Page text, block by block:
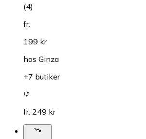
(4)
fr.
199 kr
hos Ginza
+7 butiker
fr. 249 kr